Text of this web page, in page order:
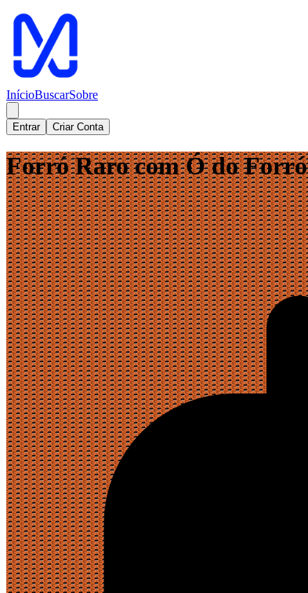
InícioBuscarSobre
Entrar Criar Conta
Forró Raro com Ó do Forró